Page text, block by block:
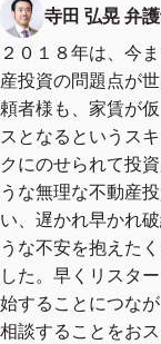
寺田 弘晃 弁
２０１８年は、今
産投資の問題点が
頼者様も、家賃が
スとなるというス
クにのせられて投
うな無理な不動産
い、遅かれ早かれ
うな不安を抱えた
した。早くリスタ
始することにつな
相談することをおス